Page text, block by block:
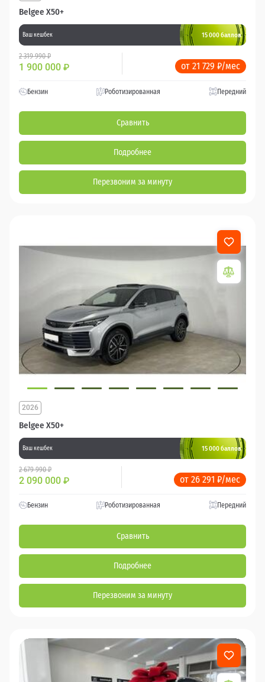
Belgee X50+
Ваш кешбек 15 000 баллов
2 319 990 ₽
1 900 000 ₽ от 21 729 ₽/мес
Бензин Роботизированная Передний
Сравнить
Подробнее
Перезвоним за минуту
Belgee X50+
2026
Ваш кешбек 15 000 баллов
2 679 990 ₽
2 090 000 ₽ от 26 291 ₽/мес
Бензин Роботизированная Передний
Сравнить
Подробнее
Перезвоним за минуту